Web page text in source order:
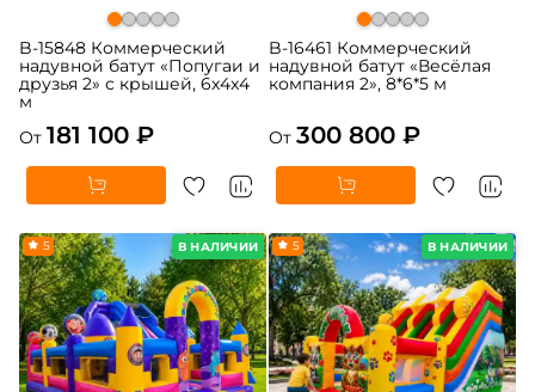
B-15848 Коммерческий
надувной батут «Попугаи и
друзья 2» с крышей, 6x4x4
м
От 181 100 ₽
B-16461 Коммерческий
надувной батут «Весёлая
компания 2», 8*6*5 м
От 300 800 ₽
В НАЛИЧИИ
5 В НАЛИЧИИ
5